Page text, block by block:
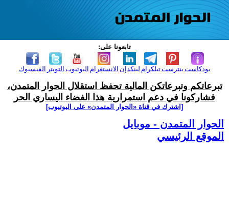
تابعونا على:
الفيسبوك التويتر اليوتيوب الانستغرام لينكدإن تيلكرامبنترست بودكاست
تبرعاتكم وتبرعاتكن المالية تحفظ استقلال الحوار المتمدن،
فشاركونا في دعم استمرارية هذا الفضاء اليساري الحر
[اشترك في قناة ‫«الحوار المتمدن» على اليوتيوب]
الحوار المتمدن - موبايل
الموقع الرئيسي